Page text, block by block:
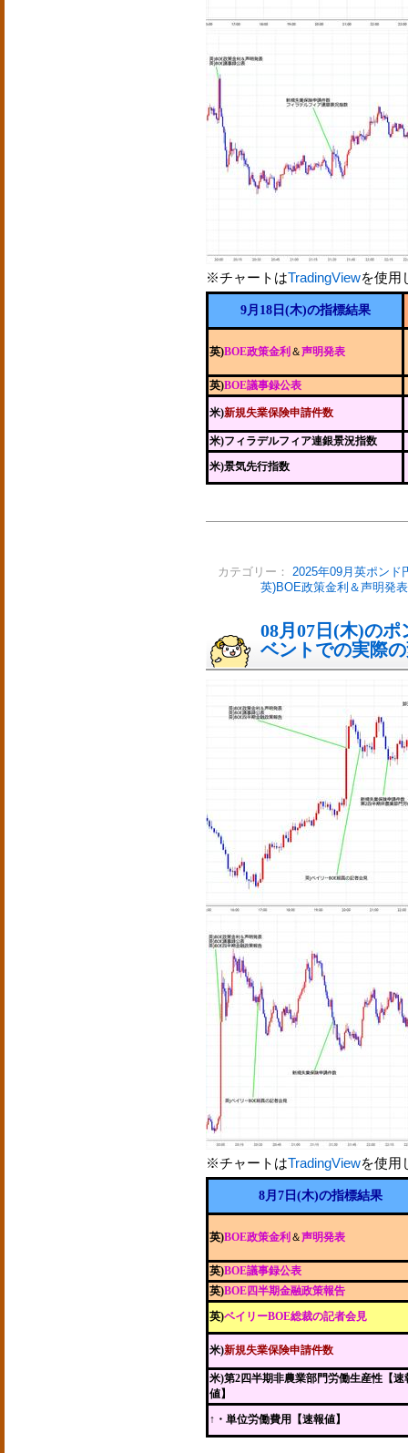
※チャートはTradingViewを使用
9月18日(木)の指標結果
英)BOE政策金利 ＆声明発表
英)BOE議事録公表
米)新規失業保険申請件数
米)フィラデルフィア連銀景況指数
米)景気先行指数
カテゴリー： 2025年09月英ポンド
英)BOE政策金利＆声明発表
08月07日(木)の
ベントでの実際
※チャートはTradingViewを使用
8月7日(木)の指標結果
英)BOE政策金利 ＆声明発表
英)BOE議事録公表
英)BOE四半期金融政策報告
英)ベイリーBOE総裁の記者会見
米)新規失業保険申請件数
米)第2四半期非農業部門労働生産性【速
値】
↑・単位労働費用【速報値】